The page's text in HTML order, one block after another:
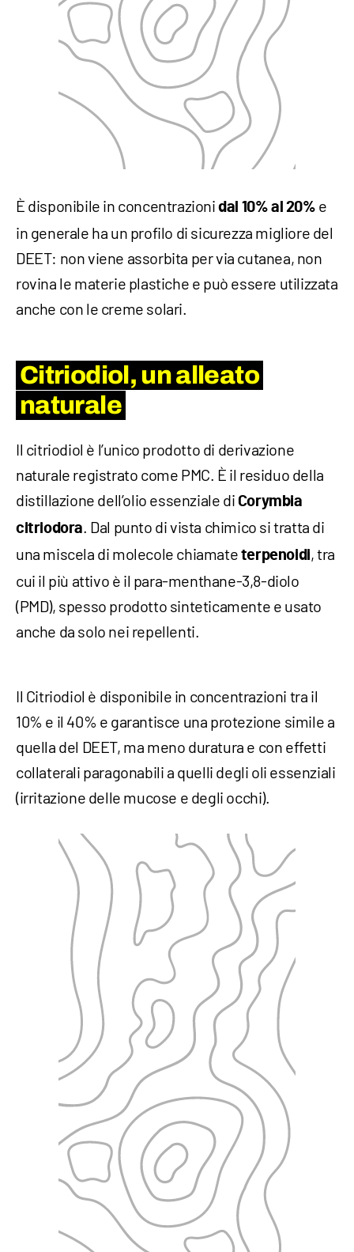
È disponibile in concentrazionidal 10% al 20% e
in generale ha un profilo di sicurezza migliore del
DEET: non viene assorbita per via cutanea, non
rovina le materie plastiche e può essere utilizzata
anche con le creme solari.
Citriodiol, un alleato
naturale
Il citriodiol è l’unico prodotto di derivazione
naturale registrato come PMC. È il residuo della
distillazione dell’olio essenziale di Corymbia
citriodora. Dal punto di vista chimico si tratta di
una miscela di molecole chiamate terpenoidi, tra
cui il più attivo è il para-menthane-3,8-diolo
(PMD), spesso prodotto sinteticamente e usato
anche da solo nei repellenti.
Il Citriodiol è disponibile in concentrazioni tra il
10% e il 40% e garantisce una protezione simile a
quella del DEET, ma meno duratura e con effetti
collaterali paragonabili a quelli degli oli essenziali
(irritazione delle mucose e degli occhi).